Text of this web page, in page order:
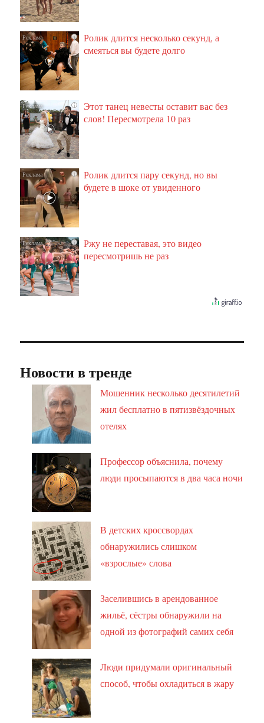
i
Ролик длится несколько секунд, а
смеяться вы будете долго
i
Этот танец невесты оставит вас без
слов! Пересмотрела 10 раз
i
Ролик длится пару секунд, но вы
будете в шоке от увиденного
i
Ржу не переставая, это видео
пересмотришь не раз
Новости в тренде
Мошенник несколько десятилетий
жил бесплатно в пятизвёздочных
отелях
Профессор объяснила, почему
люди просыпаются в два часа ночи
В детских кроссвордах
обнаружились слишком
«взрослые» слова
Заселившись в арендованное
жильё, сёстры обнаружили на
одной из фотографий самих себя
Люди придумали оригинальный
способ, чтобы охладиться в жару